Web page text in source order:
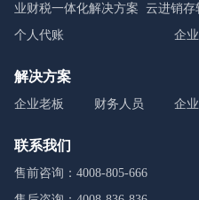
业财税一体化解决方案 云进销存
个人代账
企
解决方案
企业老板 财务人员 企
联系我们
售前咨询：4008-805-666